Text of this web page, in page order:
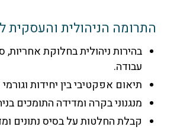
התרומה הניהולית והעסקית
בהירות ניהולית בחלוקת אחריות,
עבודה.
תיאום אפקטיבי בין יחידות וגורמי
מנגנוני בקרה ומדידה התומכים
קבלת החלטות על בסיס נתונים ומדדי